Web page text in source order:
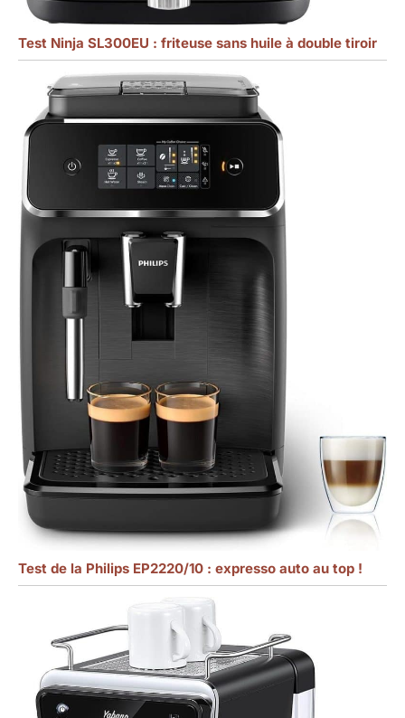
Test Ninja SL300EU : friteuse sans huile à double tiroir
Test de la Philips EP2220/10 : expresso auto au top !